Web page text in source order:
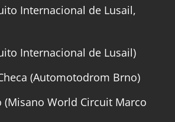
Internacional de Lusail,
Internacional de Lusail)
(Automotodrom Brno)
(Misano World Circuit Marco